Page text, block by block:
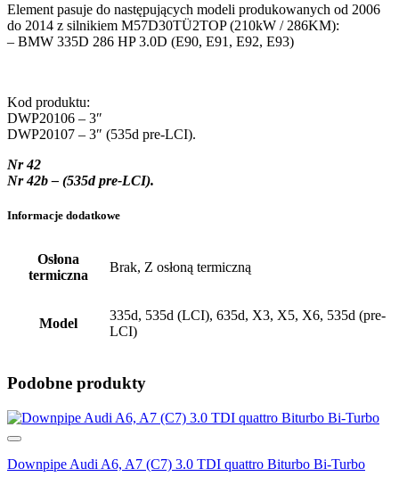
Element pasuje do następujących modeli produkowanych od 2006
do 2014 z silnikiem M57D30TÜ2TOP (210kW / 286KM):
– BMW 335D 286 HP 3.0D (E90, E91, E92, E93)
Kod produktu:
DWP20106 – 3″
DWP20107 – 3″ (535d pre-LCI).
Nr 42
Nr 42b – (535d pre-LCI).
Informacje dodatkowe
Osłona
termiczna
Brak, Z osłoną termiczną
Model
335d, 535d (LCI), 635d, X3, X5, X6, 535d (pre-
LCI)
Podobne produkty
Downpipe Audi A6, A7 (C7) 3.0 TDI quattro Biturbo Bi-Turbo